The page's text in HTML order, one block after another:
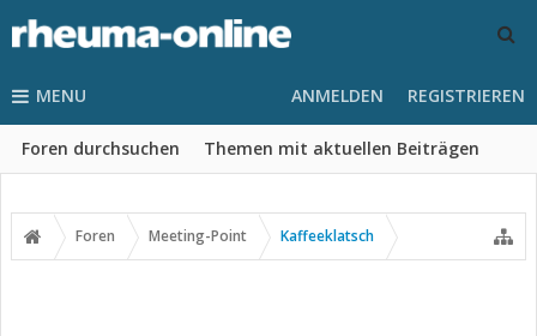
MENU
Foren durchsuchen Themen mit aktuellen Beiträgen
ANMELDEN REGISTRIEREN
Foren Meeting-Point Kaffeeklatsch